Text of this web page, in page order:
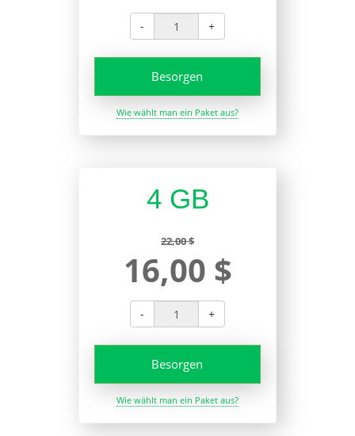
- +
Besorgen
Wie wählt man ein Paket aus?
4 GB
22,00 $
16,00 $
- +
Besorgen
Wie wählt man ein Paket aus?